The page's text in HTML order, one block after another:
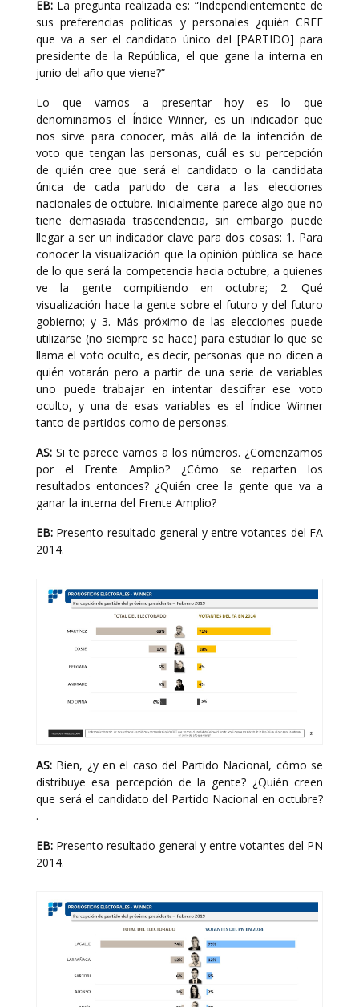
EB: La pregunta realizada es: “Independientemente de
sus preferencias políticas y personales ¿quién CREE
que va a ser el candidato único del [PARTIDO] para
presidente de la República, el que gane la interna en
junio del año que viene?”
Lo que vamos a presentar hoy es lo que
denominamos el Índice Winner, es un indicador que
nos sirve para conocer, más allá de la intención de
voto que tengan las personas, cuál es su percepción
de quién cree que será el candidato o la candidata
única de cada partido de cara a las elecciones
nacionales de octubre. Inicialmente parece algo que no
tiene demasiada trascendencia, sin embargo puede
llegar a ser un indicador clave para dos cosas: 1. Para
conocer la visualización que la opinión pública se hace
de lo que será la competencia hacia octubre, a quienes
ve la gente compitiendo en octubre; 2. Qué
visualización hace la gente sobre el futuro y del futuro
gobierno; y 3. Más próximo de las elecciones puede
utilizarse (no siempre se hace) para estudiar lo que se
llama el voto oculto, es decir, personas que no dicen a
quién votarán pero a partir de una serie de variables
uno puede trabajar en intentar descifrar ese voto
oculto, y una de esas variables es el Índice Winner
tanto de partidos como de personas.
AS: Si te parece vamos a los números. ¿Comenzamos
por el Frente Amplio? ¿Cómo se reparten los
resultados entonces? ¿Quién cree la gente que va a
ganar la interna del Frente Amplio?
EB: Presento resultado general y entre votantes del FA
2014.
AS: Bien, ¿y en el caso del Partido Nacional, cómo se
distribuye esa percepción de la gente? ¿Quién creen
que será el candidato del Partido Nacional en octubre?
.
EB: Presento resultado general y entre votantes del PN
2014.